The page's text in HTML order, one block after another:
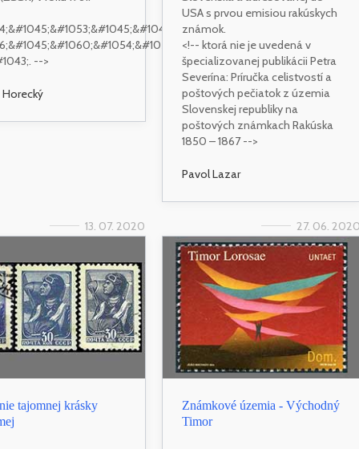
-->
USA s prvou emisiou rakúskych
známok.
<!-- ktorá nie je uvedená v
špecializovanej publikácii Petra
Severína: Príručka celistvostí a
poštových pečiatok z územia
Slovenskej republiky na
poštových známkach Rakúska
1850 – 1867 -->
Pavol Lazar
13. 07. 2020
tajomnej krásky
27. 06.
Známkové územia - Východný
Timor